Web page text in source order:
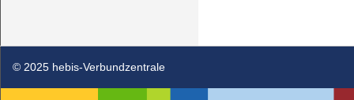
© 2025 hebis-Verbundzentrale